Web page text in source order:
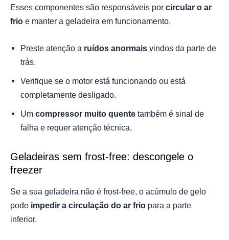
Esses componentes são responsáveis por circular o ar
frio e manter a geladeira em funcionamento.
Preste atenção a ruídos anormais vindos da parte de
trás.
Verifique se o motor está funcionando ou está
completamente desligado.
Um compressor muito quente também é sinal de
falha e requer atenção técnica.
Geladeiras sem frost-free: descongele o
freezer
Se a sua geladeira não é frost-free, o acúmulo de gelo
pode impedir a circulação do ar frio para a parte
inferior.